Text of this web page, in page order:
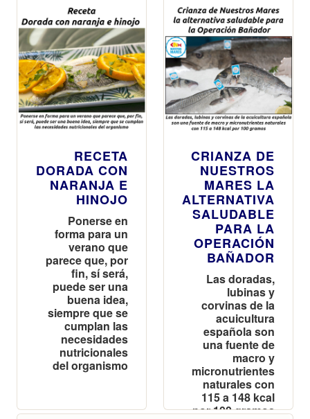
RECETA
DORADA CON
NARANJA E
HINOJO
Ponerse en
forma para un
verano que
parece que, por
fin, sí será,
puede ser una
buena idea,
siempre que se
cumplan las
necesidades
nutricionales
del organismo
CRIANZA DE
NUESTROS
MARES LA
ALTERNATIVA
SALUDABLE
PARA LA
OPERACIÓN
BAÑADOR
Las doradas,
lubinas y
corvinas de la
acuicultura
española son
una fuente de
macro y
micronutrientes
naturales con
115 a 148 kcal
por 100 gramos